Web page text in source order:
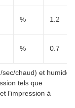
% 1.2
% 0.7
chaud) et humide
tels que
l'impression à